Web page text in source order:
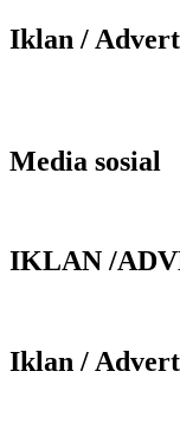
Iklan /
Media sosial
IKLAN /
Iklan /